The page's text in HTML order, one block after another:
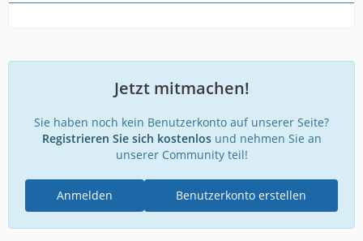
Jetzt mitmachen!
Sie haben noch kein Benutzerkonto auf unserer Seite?
Registrieren Sie sich kostenlosund nehmen Sie an
unserer Community teil!
Benutzerkonto erstellen
Anmelden